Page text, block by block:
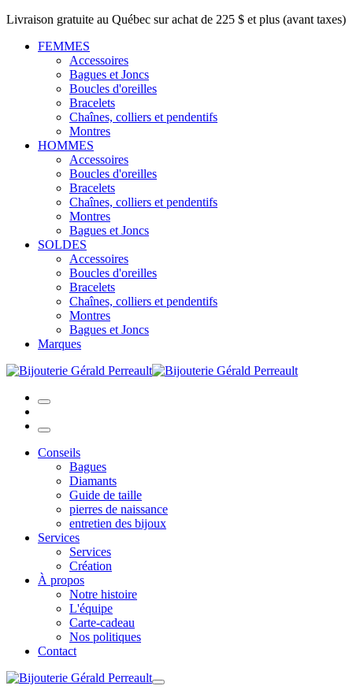
Livraison gratuite au Québec sur achat de 225 $ et plus (avant taxes)
FEMMES
Accessoires
Bagues et Joncs
Boucles d'oreilles
Bracelets
Chaînes, colliers et pendentifs
Montres
HOMMES
Accessoires
Boucles d'oreilles
Bracelets
Chaînes, colliers et pendentifs
Montres
Bagues et Joncs
SOLDES
Accessoires
Boucles d'oreilles
Bracelets
Chaînes, colliers et pendentifs
Montres
Bagues et Joncs
Marques
Conseils
Bagues
Diamants
Guide de taille
pierres de naissance
entretien des bijoux
Services
Services
Création
À propos
Notre histoire
L'équipe
Carte-cadeau
Nos politiques
Contact